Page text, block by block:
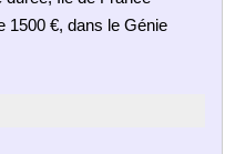
1500 €, dans le Génie